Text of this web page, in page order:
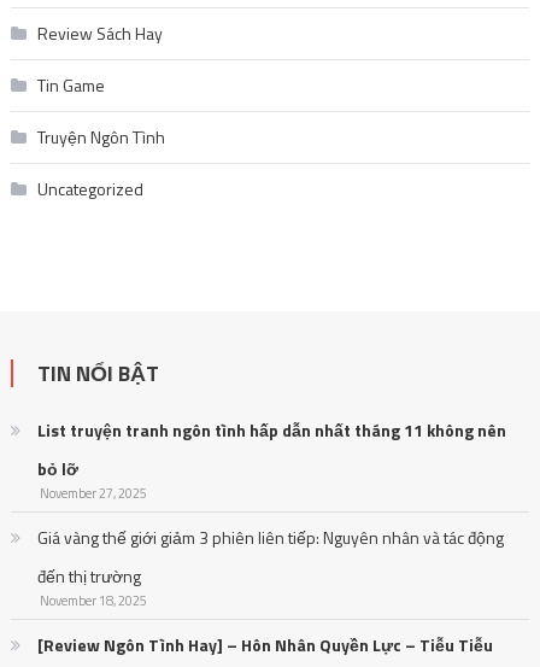
Review Sách Hay
Tin Game
Truyện Ngôn Tình
Uncategorized
TIN NỔI BẬT
List truyện tranh ngôn tình hấp dẫn nhất tháng 11 không nên
bỏ lỡ
November 27, 2025
Giá vàng thế giới giảm 3 phiên liên tiếp: Nguyên nhân và tác động
đến thị trường
November 18, 2025
[Review Ngôn Tình Hay] – Hôn Nhân Quyền Lực – Tiễu Tiễu